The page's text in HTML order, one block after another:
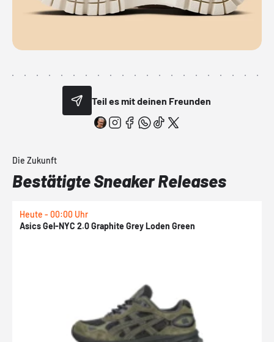
Teil es mit deinen Freunden
Die Zukunft
Bestätigte Sneaker Releases
Heute - 00:00 Uhr
Asics Gel-NYC 2.0 Graphite Grey Loden Green